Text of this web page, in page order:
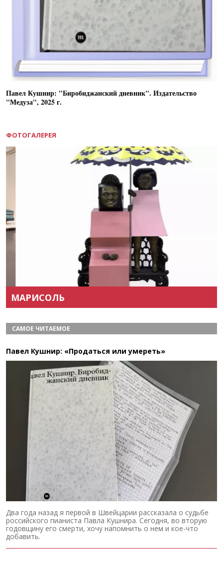
Павел Кушнир: "Биробиджанский дневник". Издательство
"Медуза", 2025 г.
ФОТОГАЛЕРЕЯ
МАРИСОЛЬ
САМОЕ ЧИТАЕМОЕ
Павел Кушнир: «Продаться или умереть»
Два года назад я первой в Швейцарии рассказала о судьбе
российского пианиста Павла Кушнира. Сегодня, во вторую
годовщину его смерти, хочу напомнить о нем и кое-что
добавить.